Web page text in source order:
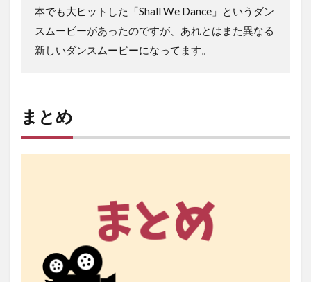
本でも大ヒットした「Shall We Dance」というダン
スムービーがあったのですが、あれとはまた異なる
新しいダンスムービーになってます。
まとめ